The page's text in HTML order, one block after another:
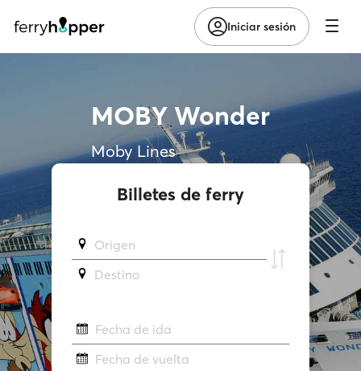
Iniciar sesión
MOBY Wonder
Moby Lines
Billetes de ferry
Origen
Destino
Fecha de ida
Fecha de vuelta